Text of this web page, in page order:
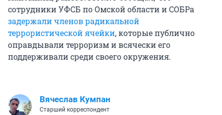
сотрудники УФСБ по Омской области и СОБРа
задержали членов радикальной
террористической ячейки, которые публично
оправдывали терроризм и всячески его
поддерживали среди своего окружения.
Вячеслав Кумпан
Старший корреспондент